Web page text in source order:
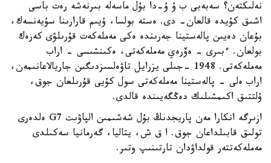
نەلىكتەن؟ سەبەبى ب ۇ ۇ-دا بۇل ماسەلە بىرنەشە رەت باسى
اشىق كۇيدە قالعان- دى. ەستە بولسا، ۇيىم قارارىنا سۇيەنسەك،
بۇعان دەيىن پالەستينا جەرىندە ەكى مەملەكەت قۇرىلۋى كەرەك
بولعان. ءبىرى - ەۆرەي مەملەكەتى، ەكىنشىسى - اراب
مەملەكەتى. 1948 -جىلى يزرايل تاۋەلسىزدىگىن جاريالاعانىمەن،
اراب ەلى - پالەستينا مەملەكەتى سول كۇيى قۇرىلعان جوق،
ۇلتتىق اكىمشىلىك دەڭگەيىندە قالدى.
ازىرگە انكارا مەن پاريجدىڭ بۇل شەشىمىن الپاۋىت G7 ەلدەرى
تولىق قابىلداعان جوق. ا ق ش، يتاليا، گەرمانيا سەكىلدى
مەملەكەتتەر قولداۋدان تارتىنىپ وتىر.